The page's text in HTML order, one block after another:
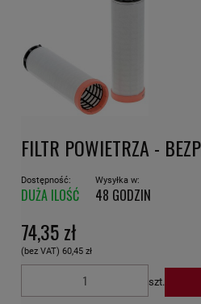
FILTR POWIETRZA -
Dostępność:
DUŻA ILOŚĆ
Wysyłka w:
48 GODZIN
74,35 zł
(bez VAT) 60,45 zł
szt.